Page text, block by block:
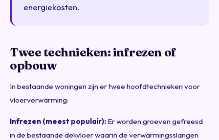
energiekosten.
Twee technieken: infrezen of
opbouw
In bestaande woningen zijn er twee hoofdtechnieken voor
vloerverwarming:
Infrezen (meest populair): Er worden groeven gefreesd
in de bestaande dekvloer waarin de verwarmingsslangen